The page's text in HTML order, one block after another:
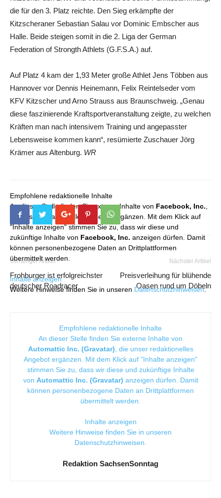
die für den 3. Platz reichte. Den Sieg erkämpfte der
Kitzscheraner Sebastian Salau vor Dominic Embscher aus
Halle. Beide steigen somit in die 2. Liga der German
Federation of Strongth Athlets (G.F.S.A.) auf.
Auf Platz 4 kam der 1,93 Meter große Athlet Jens Többen aus
Hannover vor Dennis Heinemann, Felix Reintelseder vom
KFV Kitzscher und Arno Strauss aus Braunschweig. „Genau
diese faszinierende Kraftsportveranstaltung zeigte, zu welchen
Kräften man nach intensivem Training und angepasster
Lebensweise kommen kann“, resümierte Zuschauer Jörg
Krämer aus Altenburg. WR
Empfohlene redaktionelle Inhalte
An dieser Stelle finden Sie externe Inhalte von Facebook, Inc.
die unser redaktionelles Angebot ergänzen. Mit dem Klick auf
"Inhalte anzeigen" stimmen Sie zu, dass wir diese und
zukünftige Inhalte von Facebook, Inc. anzeigen dürfen. Damit
können personenbezogene Daten an Drittplattformen
übermittelt werden.
Inhalte anzeigen
Weitere Hinweise finden Sie in unseren Datenschutzhinweisen.
Vorheriger Artikel
Frohburger ist erfolgreichster
deutscher Roadracer
Nächster Artikel
Preisverleihung für blühende
Oasen rund um Döbeln
Empfohlene redaktionelle Inhalte
An dieser Stelle finden Sie externe Inhalte von
Automattic Inc. (Gravatar) , die unser redaktionelles
Angebot ergänzen. Mit dem Klick auf "Inhalte anzeigen"
stimmen Sie zu, dass wir diese und zukünftige Inhalte
von Automattic Inc. (Gravatar) anzeigen dürfen. Damit
können personenbezogene Daten an Drittplattformen
übermittelt werden.
Inhalte anzeigen
Weitere Hinweise finden Sie in unseren
Datenschutzhinweisen
Redaktion SachsenSonntag